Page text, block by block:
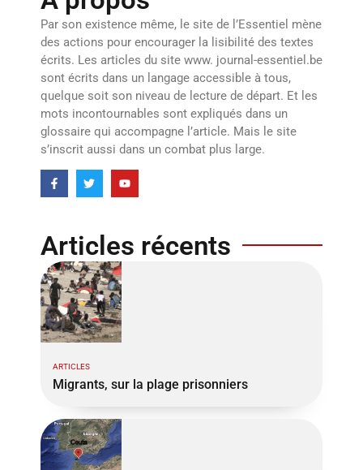
Par son existence même, le site de l’Essentiel mène
des actions pour encourager la lisibilité des textes
écrits. Les articles du site www. journal-essentiel.be
sont écrits dans un langage accessible à tous,
quelque soit son niveau de lecture de départ. Et les
mots incontournables sont expliqués dans un
glossaire qui accompagne l’article. Mais le site
s’inscrit aussi dans un combat plus large.
Articles récents
ARTICLES
Migrants, sur la plage prisonniers